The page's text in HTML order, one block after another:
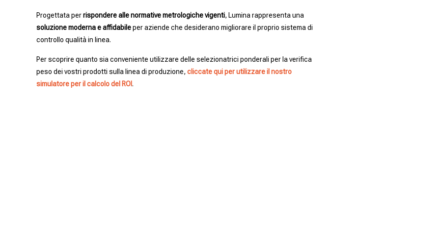
Progettata perrispondere alle normative metrologiche vigenti, Lumina rappresenta una
soluzione moderna e affidabileper aziende che desiderano migliorare il proprio sistema di
controllo qualità in linea.
Per scoprire quanto sia conveniente utilizzare delle selezionatrici ponderali per la verifica
peso dei vostri prodotti sulla linea di produzione,cliccate qui per utilizzare il nostro
simulatore per il calcolo del ROI .